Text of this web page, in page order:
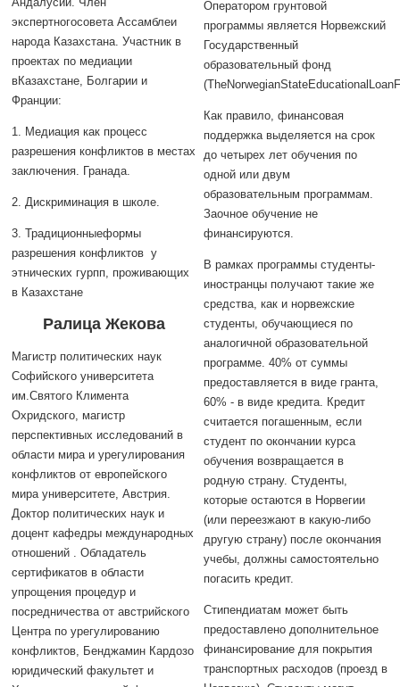
экспертногосовета Ассамблеи
народа Казахстана. Участник в
проектах по медиации
вКазахстане, Болгарии и
Франции:
1. Медиация как процесс
разрешения конфликтов в местах
заключения. Гранада.
2. Дискриминация в школе.
3. Традиционныеформы
разрешения конфликтов у
этнических гурпп, проживающих
в Казахстане
Ралица Жекова
Магистр политических наук
Софийского университета
им.Святого Климента
Охридского, магистр
перспективных исследований в
области мира и урегулирования
конфликтов от европейского
мира университете, Австрия.
Доктор политических наук и
доцент кафедры международных
отношений . Обладатель
сертификатов в области
упрощения процедур и
посредничества от австрийского
Центра по урегулированию
конфликтов, Бенджамин Кардозо
юридический факультет и
Оператором грунтовой
программы является Норвежский
Государственный
образовательный фонд
Как правило, финансовая
поддержка выделяется на срок
до четырех лет обучения по
одной или двум
образовательным программам.
Заочное обучение не
финансируются.
В рамках программы студенты-
иностранцы получают такие же
средства, как и норвежские
студенты, обучающиеся по
аналогичной образовательной
программе. 40% от суммы
предоставляется в виде гранта,
60% - в виде кредита. Кредит
считается погашенным, если
студент по окончании курса
обучения возвращается в
родную страну. Студенты,
которые остаются в Норвегии
(или переезжают в какую-либо
другую страну) после окончания
учебы, должны самостоятельно
погасить кредит.
Стипендиатам может быть
предоставлено дополнительное
финансирование для покрытия
транспортных расходов (проезд в